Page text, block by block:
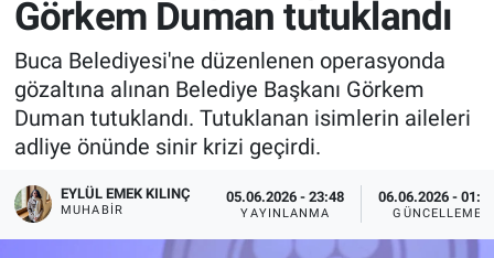
Görkem Duman tutuklandı
Buca Belediyesi'ne düzenlenen operasyonda
gözaltına alınan Belediye Başkanı Görkem
Duman tutuklandı. Tutuklanan isimlerin aileleri
adliye önünde sinir krizi geçirdi.
EYLÜL EMEK KILINÇ
MUHABIR
05.06.2026 - 23:48
YAYINLANMA
06.06.2026 -
GÜNCELLEME